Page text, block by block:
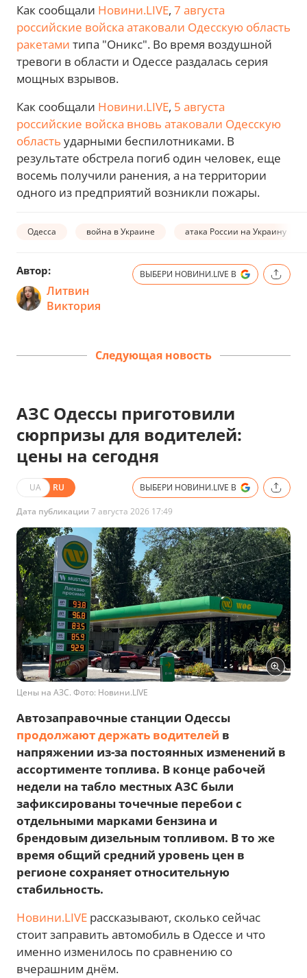
Как сообщали Новини.LIVE, 7 августа
российские войска атаковали Одесскую область
ракетами типа "Оникс". Во время воздушной
тревоги в области и Одессе раздалась серия
мощных взрывов.
Как сообщали Новини.LIVE, 5 августа
российские войска вновь атаковали Одесскую
область ударными беспилотниками. В
результате обстрела погиб один человек, еще
восемь получили ранения, а на территории
одного из предприятий возникли пожары.
Одесса война в Украине атака России на Украину
Автор:
Литвин
Виктория
ВЫБЕРИ НОВИНИ.LIVE В
Следующая новость
АЗС Одессы приготовили
сюрпризы для водителей:
цены на сегодня
UA RU ВЫБЕРИ НОВИНИ.LIVE В
Дата публикации 7 августа 2026 17:49
Цены на АЗС. Фото: Новини.LIVE
Автозаправочные станции Одессы
продолжают держать водителей в
напряжении из-за постоянных изменений в
ассортименте топлива. В конце рабочей
недели на табло местных АЗС были
зафиксированы точечные перебои с
отдельными марками бензина и
брендовым дизельным топливом. В то же
время общий средний уровень цен в
регионе сохраняет относительную
стабильность.
Новини.LIVE рассказывают, сколько сейчас
стоит заправить автомобиль в Одессе и что
именно изменилось по сравнению со
вчерашним днём.